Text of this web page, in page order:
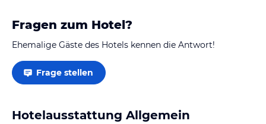
Hinweis: Verfasst von HolidayCheck mit Hilfe von KI. Alle
verbindlichenAngebotsdetailsdes jeweiligen Veranstalters.
Fragen zum Hotel?
Ehemalige Gäste des Hotels kennen die Antwort!
Frage stellen
Hotelausstattung Allgemein